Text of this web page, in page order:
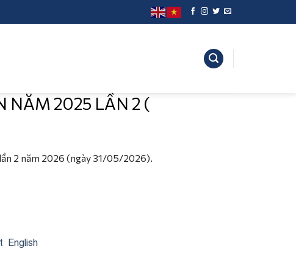
NĂM 2025 LẦN 2 (
2 năm 2026 (ngày 31/05/2026).
English